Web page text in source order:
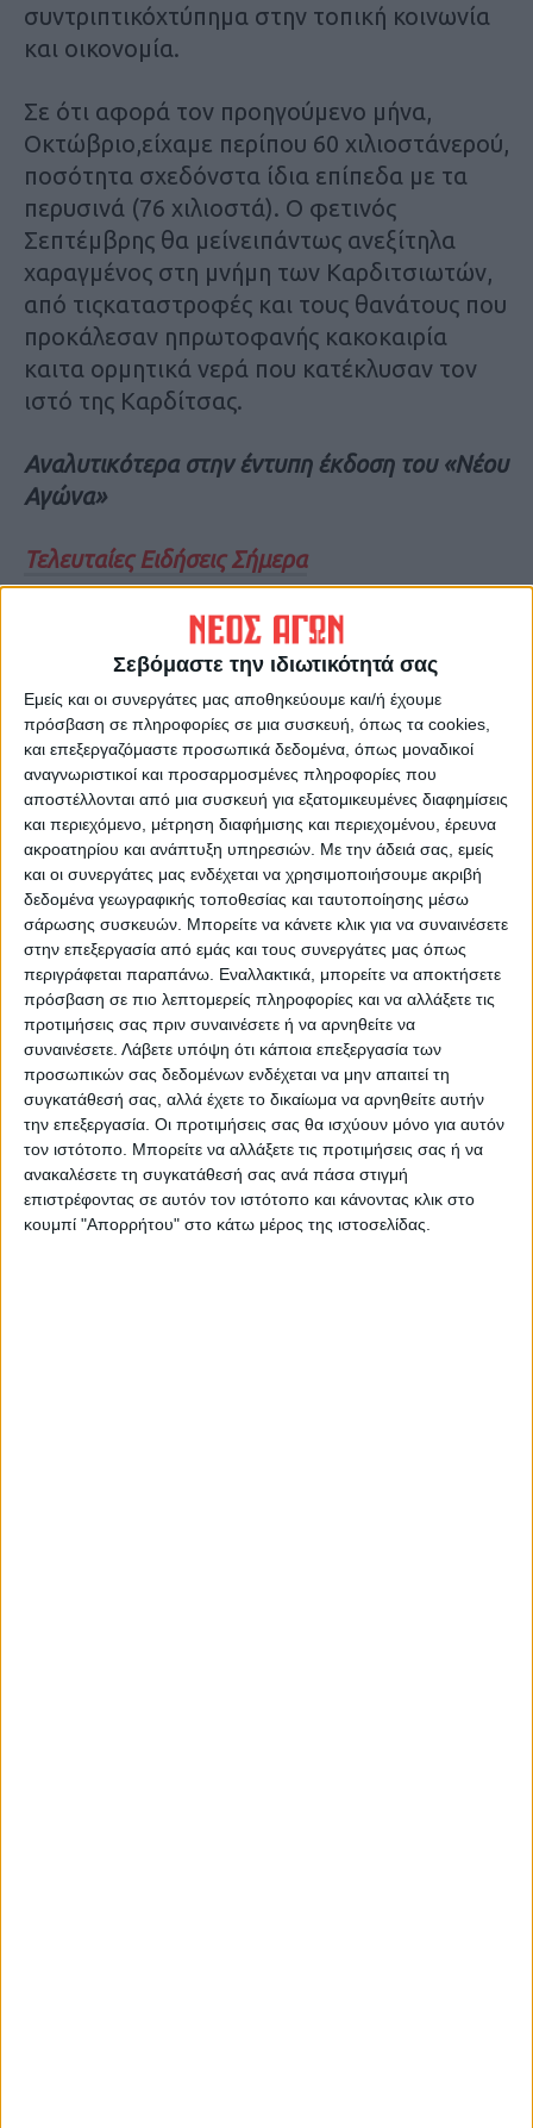
Σεβόμαστε την ιδιωτικότητά σας
Εμείς και οι συνεργάτες μας αποθηκεύουμε και/ή έχουμε
πρόσβαση σε πληροφορίες σε μια συσκευή, όπως τα cookies,
και επεξεργαζόμαστε προσωπικά δεδομένα, όπως μοναδικοί
αναγνωριστικοί και προσαρμοσμένες πληροφορίες που
αποστέλλονται από μια συσκευή για εξατομικευμένες διαφημίσεις
και περιεχόμενο, μέτρηση διαφήμισης και περιεχομένου, έρευνα
ακροατηρίου και ανάπτυξη υπηρεσιών. Με την άδειά σας, εμείς
και οι συνεργάτες μας ενδέχεται να χρησιμοποιήσουμε ακριβή
δεδομένα γεωγραφικής τοποθεσίας και ταυτοποίησης μέσω
σάρωσης συσκευών. Μπορείτε να κάνετε κλικ για να συναινέσετε
στην επεξεργασία από εμάς και τους συνεργάτες μας όπως
περιγράφεται παραπάνω. Εναλλακτικά, μπορείτε να αποκτήσετε
πρόσβαση σε πιο λεπτομερείς πληροφορίες και να αλλάξετε τις
προτιμήσεις σας πριν συναινέσετε ή να αρνηθείτε να
συναινέσετε. Λάβετε υπόψη ότι κάποια επεξεργασία των
προσωπικών σας δεδομένων ενδέχεται να μην απαιτεί τη
συγκατάθεσή σας, αλλά έχετε το δικαίωμα να αρνηθείτε αυτήν
την επεξεργασία. Οι προτιμήσεις σας θα ισχύουν μόνο για αυτόν
τον ιστότοπο. Μπορείτε να αλλάξετε τις προτιμήσεις σας ή να
ανακαλέσετε τη συγκατάθεσή σας ανά πάσα στιγμή
επιστρέφοντας σε αυτόν τον ιστότοπο και κάνοντας κλικ στο
κουμπί "Απορρήτου" στο κάτω μέρος της ιστοσελίδας.
συντριπτικόχτύπημα στην τοπική κοινωνία
και οικονομία.
Σε ότι αφορά τον προηγούμενο μήνα,
Οκτώβριο,είχαμε περίπου 60 χιλιοστάνερού,
ποσότητα σχεδόνστα ίδια επίπεδα με τα
περυσινά (76 χιλιοστά). Ο φετινός
Σεπτέμβρης θα μείνειπάντως ανεξίτηλα
χαραγμένος στη μνήμη των Καρδιτσιωτών,
από τιςκαταστροφές και τους θανάτους που
προκάλεσαν ηπρωτοφανής κακοκαιρία
καιτα ορμητικά νερά που κατέκλυσαν τον
ιστό της Καρδίτσας.
Αναλυτικότερα στην έντυπη έκδοση του «Νέου
Αγώνα»
Τελευταίες Ειδήσεις Σήμερα
Ακολούθησε την εφημερίδα ΝΕΟΣ
ΑΓΩΝ στο Google News!
Όλες οι εξελίξεις στην περιοχή της
Καρδίτσας και ευρύτερα της Θεσσαλίας
ΠΡΟΗΓΟΥΜΕΝΟ ΑΡΘΡΟ
Ανησυχία για την υγεία,
προβληματίζει το άνοιγμα
της τοπικής οικονομίας
ΕΠΟΜΕΝΟ ΑΡΘΡΟ
Πάνω από 2.000 θέσεις
τηλεργασίας στη Θεσσαλία
ΝΕΟΣ ΑΓΩΝ
https://neosagon.gr
Η Αρχαιότερη Καθημερινή Πρωινή Εφημερίδα της Καρδίτσας